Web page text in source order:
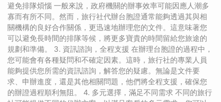
避免排隊煩惱 一般來說，政府機關的辦事效率可能因應人潮多
寡而有所不同。然而，旅行社代辦台胞證通常能夠透過其與相
關機構的良好合作關係，更迅速地辦理您的文件。這意味著您
可以避免長時間的排隊等候，將更多寶貴的時間留給您旅途的
規劃和準備。 3. 資訊諮詢，全程支援 在辦理台胞證的過程中，
您可能會有各種疑問和不確定因素。這時，旅行社的專業人員
能夠提供您所需的資訊諮詢，解答您的疑慮。無論是文件要
求、申辦進度，還是其他相關問題，他們將全程支援，確保您
的辦證過程順利無阻。 4. 多元選擇，滿足不同需求 不同的旅行